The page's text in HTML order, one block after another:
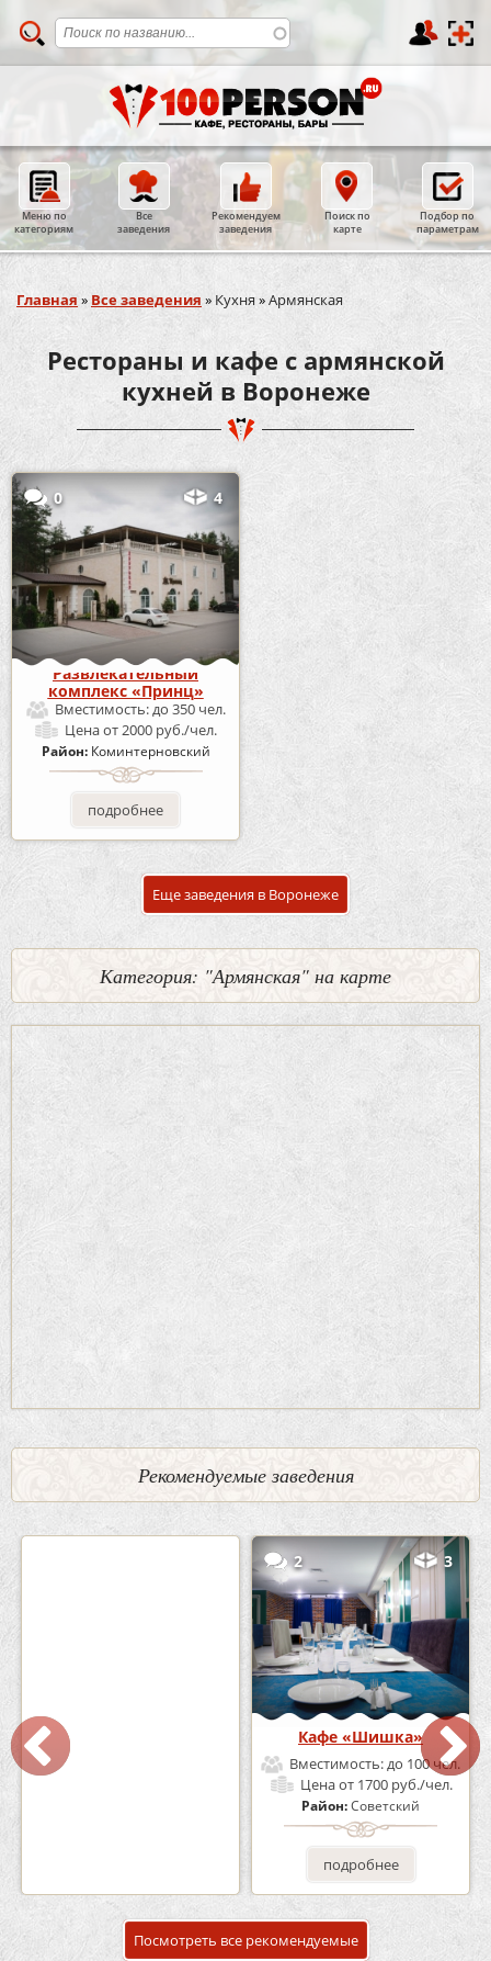
Меню по
категориям
Все
заведения
Рекомендуем
заведения
Поиск по
карте
Подбор по
параметрам
Вы здесь
Главная » Все заведения » Кухня»Армянская
Рестораны и кафе с армянской
кухней в Воронеже
0 4
Развлекательный
комплекс «Принц»
Вместимость:до 350 чел.
Ценаот 2000 руб./чел.
Район: Коминтерновский
подробнее
Еще заведения в Воронеже
Категория: "Армянская" на карте
Рекомендуемые заведения
Кафе-Бар Бермуды
Вместимость:
2 3
Кафе «Шишка»
Вместимость:до 100 чел.
Ценаот 1700 руб./чел.
Район:Советский
подробнее
Посмотреть все рекомендуемые